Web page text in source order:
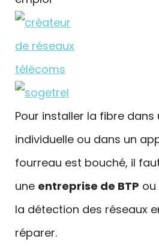
Pour installer la fibre dans
individuelle ou dans un
fourreau est bouché, il
une entreprise de BTP ou
la détection des réseaux
réparer.